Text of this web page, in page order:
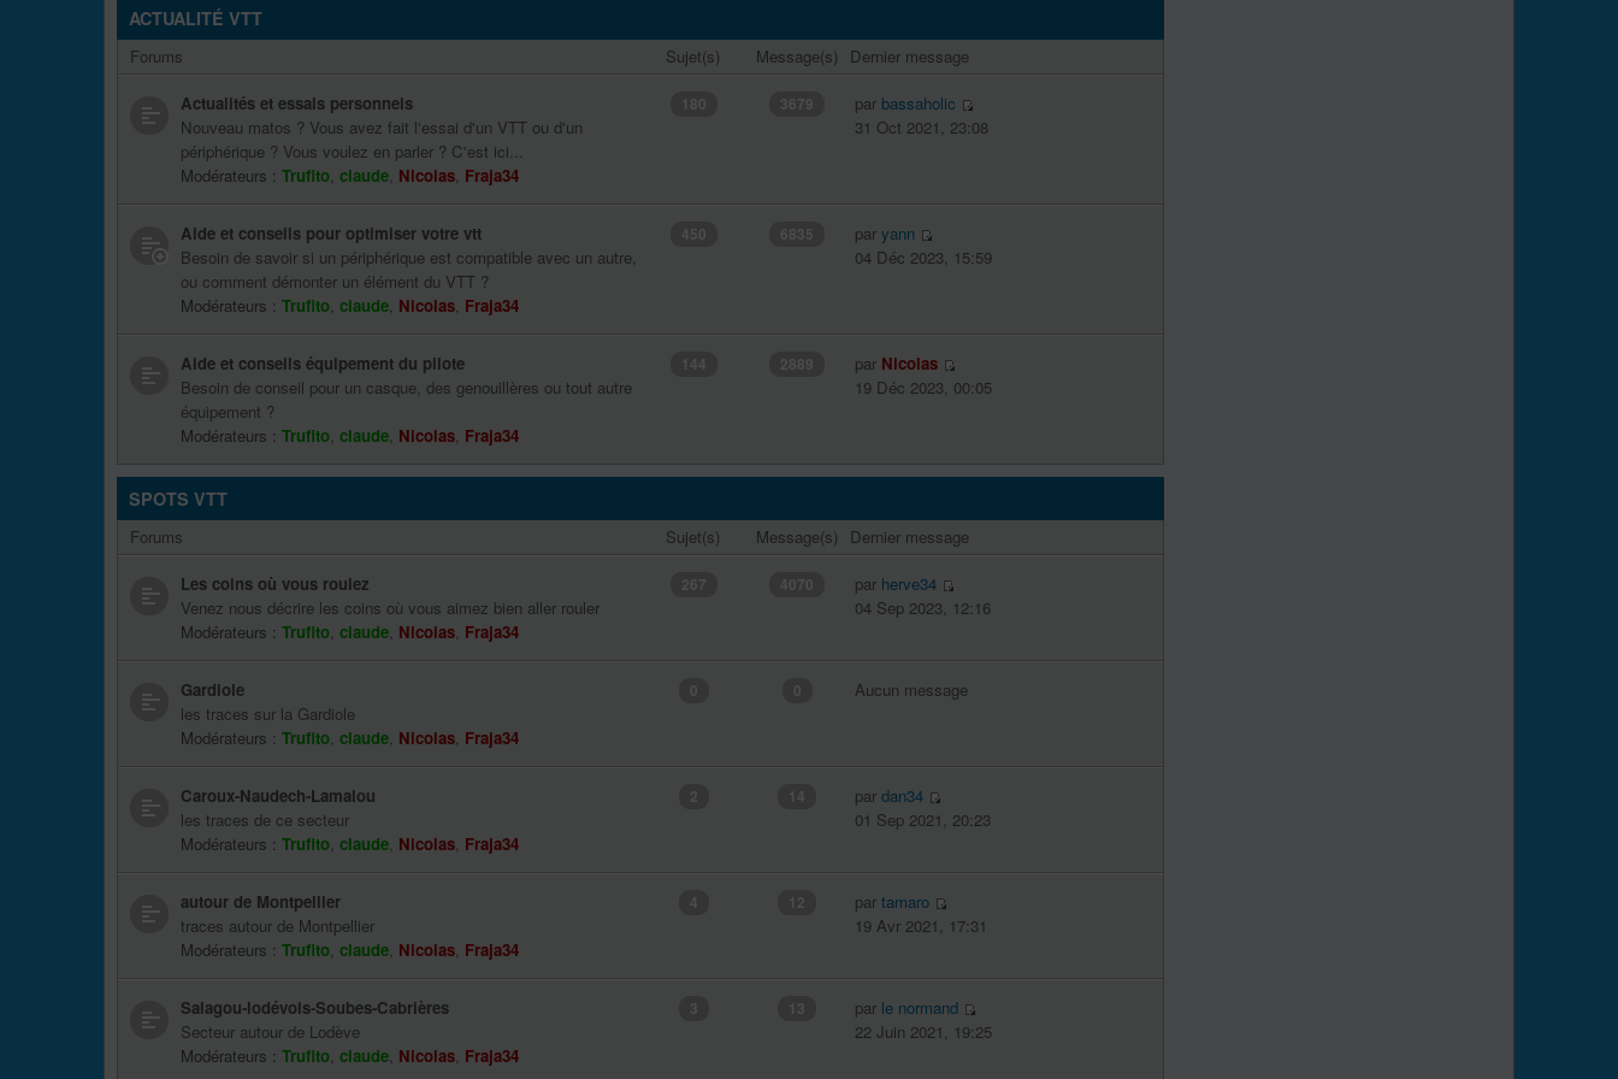
ACTUALITÉ VTT
Forums Sujet(s) Message(s) Dernier message
Actualités et essais personnels
Nouveau matos ? Vous avez fait l'essai d'un VTT ou d'un
périphérique ? Vous voulez en parler ? C'est ici...
Modérateurs : Trufito, claude, Nicolas, Fraja34
180 3679 par bassaholic
31 Oct 2021, 23:08
Aide et conseils pour optimiser votre vtt
Besoin de savoir si un périphérique est compatible avec un autre,
ou comment démonter un élément du VTT ?
Modérateurs : Trufito, claude, Nicolas, Fraja34
450 6835 paryann
04 Déc 2023, 15:59
Aide et conseils équipement du pilote
Besoin de conseil pour un casque, des genouillères ou tout autre
équipement ?
Modérateurs : Trufito, claude, Nicolas, Fraja34
144 2889 par Nicolas
19 Déc 2023, 00:05
SPOTS VTT
Forums Sujet(s) Message(s) Dernier message
Les coins où vous roulez
Venez nous décrire les coins où vous aimez bien aller rouler
Modérateurs : Trufito, claude, Nicolas, Fraja34
267 4070 par herve34
04 Sep 2023, 12:16
Gardiole
les traces sur la Gardiole
Modérateurs : Trufito, claude, Nicolas, Fraja34
0 0 Aucun message
Caroux-Naudech-Lamalou
les traces de ce secteur
Modérateurs : Trufito, claude, Nicolas, Fraja34
2 14 pardan34
01 Sep 2021, 20:23
autour de Montpellier
traces autour de Montpellier
Modérateurs : Trufito, claude, Nicolas, Fraja34
4 12 partamaro
19 Avr 2021, 17:31
Salagou-lodévois-Soubes-Cabrières
Secteur autour de Lodève
Modérateurs : Trufito, claude, Nicolas, Fraja34
3 13 par le normand
22 Juin 2021, 19:25